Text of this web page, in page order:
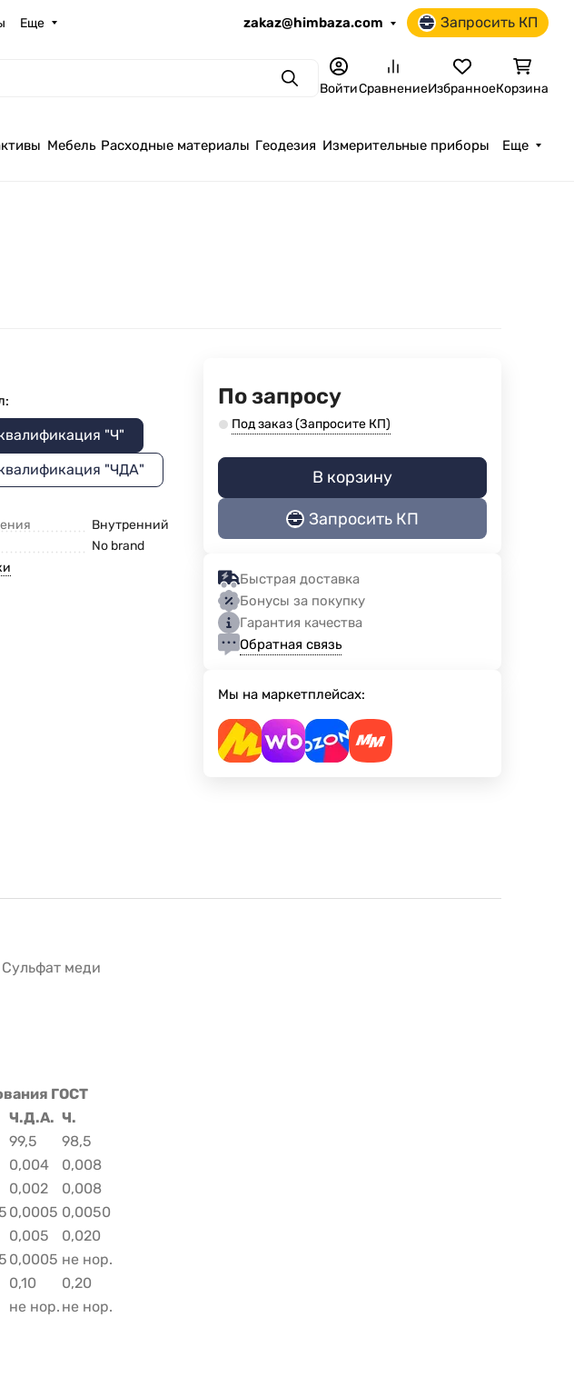
Еще zakaz@himbaza.com Запросить КП
ПоискВойтиСравнениеИзбранноеКорзина
Мебель Расходные материалы Геодезия Измерительные приборы Еще
"Ч"
"ЧДА"
Внутренний
No brand
По запросу
Под заказ (Запросите КП)
В корзину
Запросить КП
Быстрая доставка
Бонусы за покупку
Гарантия качества
Обратная связь
Мы на маркетплейсах:
меди
ГОСТ
Ч.Д.А. Ч.
99,5
98,5
0,004
0,008
0,002
0,008
0,0005 0,0050
0,005
0,020
0,0005 не нор.
0,10
0,20
не нор. не нор.